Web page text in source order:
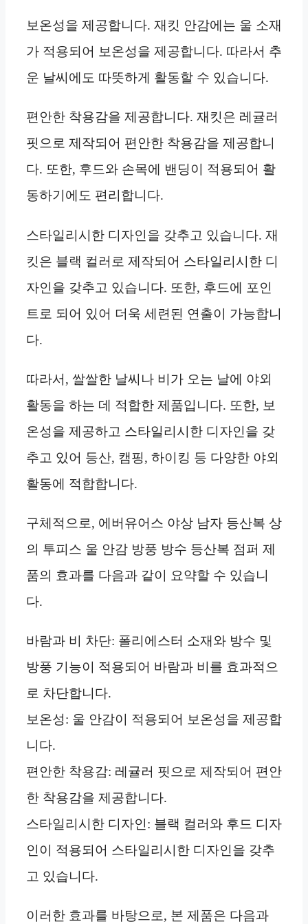
보온성을 제공합니다. 재킷 안감에는 울 소재
가 적용되어 보온성을 제공합니다. 따라서 추
운 날씨에도 따뜻하게 활동할 수 있습니다.
편안한 착용감을 제공합니다. 재킷은 레귤러
핏으로 제작되어 편안한 착용감을 제공합니
다. 또한, 후드와 손목에 밴딩이 적용되어 활
동하기에도 편리합니다.
스타일리시한 디자인을 갖추고 있습니다. 재
킷은 블랙 컬러로 제작되어 스타일리시한 디
자인을 갖추고 있습니다. 또한, 후드에 포인
트로 되어 있어 더욱 세련된 연출이 가능합니
다.
따라서, 쌀쌀한 날씨나 비가 오는 날에 야외
활동을 하는 데 적합한 제품입니다. 또한, 보
온성을 제공하고 스타일리시한 디자인을 갖
추고 있어 등산, 캠핑, 하이킹 등 다양한 야외
활동에 적합합니다.
구체적으로, 에버유어스 야상 남자 등산복 상
의 투피스 울 안감 방풍 방수 등산복 점퍼 제
품의 효과를 다음과 같이 요약할 수 있습니
다.
바람과 비 차단: 폴리에스터 소재와 방수 및
방풍 기능이 적용되어 바람과 비를 효과적으
로 차단합니다.
보온성: 울 안감이 적용되어 보온성을 제공합
니다.
편안한 착용감: 레귤러 핏으로 제작되어 편안
한 착용감을 제공합니다.
스타일리시한 디자인: 블랙 컬러와 후드 디자
인이 적용되어 스타일리시한 디자인을 갖추
고 있습니다.
이러한 효과를 바탕으로, 본 제품은 다음과